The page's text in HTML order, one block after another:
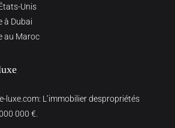
Unis
à Dubai
au Maroc
luxe.com: L’immobilier despropriétés
000 €.